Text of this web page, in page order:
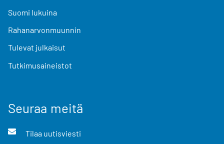
Suomi lukuina
Rahanarvonmuunnin
Tulevat julkaisut
Tutkimusaineistot
Seuraa meitä
Tilaa uutisviesti